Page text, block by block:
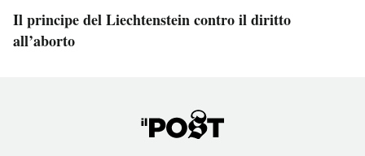
Il principe del Liechtenstein contro il diritto
all’aborto